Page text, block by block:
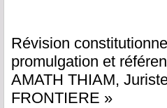
Révision
promulgation et
AMATH THIAM,
FRONTIERE »